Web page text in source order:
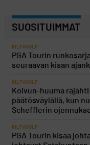
SUOSITUIMMAT
KILPAGOLF
PGA Tourin
seuraavan kisan
KILPAGOLF
Koivun-huuma räjähti
päätösväylällä, kun
Schefflerin
KILPAGOLF
PGA Tourin kisaa